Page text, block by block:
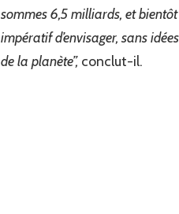
sommes 6,5 milliards, et
impératif d’envisager, sans
de la planète”, conclut-il.